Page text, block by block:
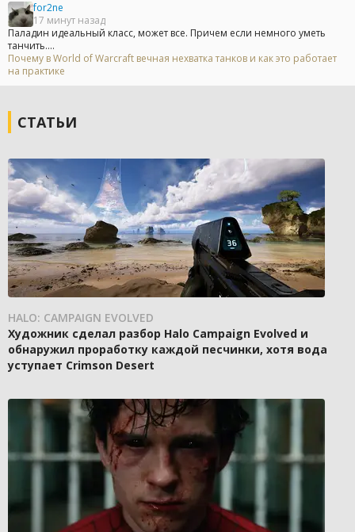
for2ne
17 минут назад
Паладин идеальный класс, может все. Причем если немного уметь
танчить....
Почему в World of Warcraft вечная нехватка танков и как это работает
на практике
СТАТЬИ
HALO: CAMPAIGN EVOLVED
Художник сделал разбор Halo Campaign Evolved и
обнаружил проработку каждой песчинки, хотя вода
уступает Crimson Desert